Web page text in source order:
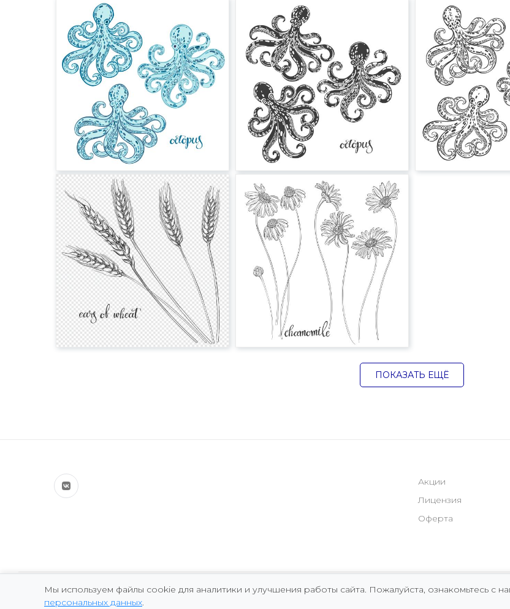
ПОКАЗАТЬ ЕЩЁ
Акции
Лицензия
Оферта
Copyright © 2026 Marina Fomicheva
Мы используем файлы cookie для аналитики и улучшения работы сайта. Пожалуйста, ознакомьтесь с
персональных данных.